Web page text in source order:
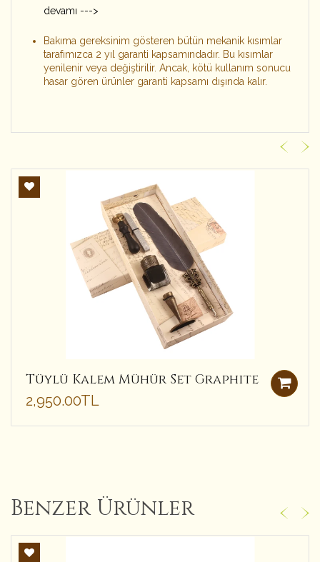
devamı --->
Bakıma gereksinim gösteren bütün mekanik kısımlar
tarafımızca 2 yıl garanti kapsamındadır. Bu kısımlar
yenilenir veya değiştirilir. Ancak, kötü kullanım sonucu
hasar gören ürünler garanti kapsamı dışında kalır.
Tüylü Kalem Mühür Set Graphite
2,950.00TL
Benzer Ürünler